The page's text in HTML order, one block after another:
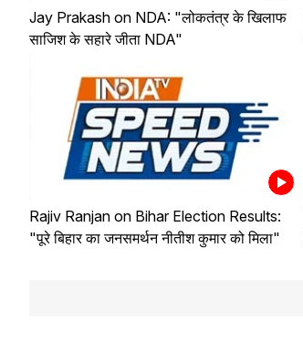
Jay Prakash on NDA: "लोकतंत्र के खिलाफ
साजिश के सहारे जीता NDA"
Rajiv Ranjan on Bihar Election Results:
"पूरे बिहार का जनसमर्थन नीतीश कुमार को मिला"